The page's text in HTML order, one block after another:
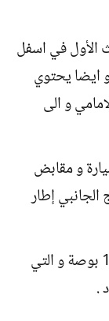
في اسفل
ايضا يحتوي
و الى
و مقابض
إطار
كذلك تأتي السيارة بإطارات جديدة مقاس 16 بوصة و التي
.